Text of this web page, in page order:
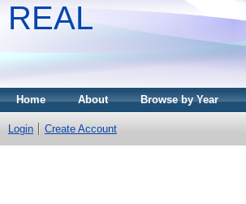
REAL
Home About Browse by Year
Login Create Account